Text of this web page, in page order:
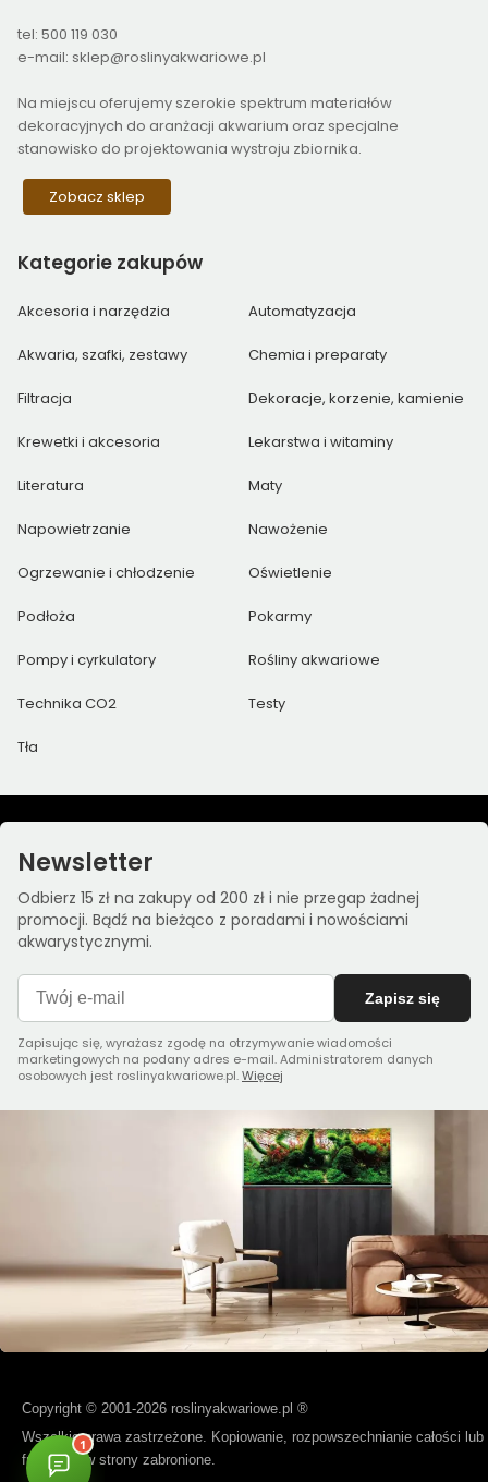
tel: 500 119 030
e-mail: sklep@roslinyakwariowe.pl
Na miejscu oferujemy szerokie spektrum materiałów
dekoracyjnych do aranżacji akwarium oraz specjalne
stanowisko do projektowania wystroju zbiornika.
Zobacz sklep
Kategorie zakupów
Akcesoria i narzędzia Automatyzacja
Akwaria, szafki, zestawy Chemia i preparaty
Filtracja Dekoracje, korzenie, kamienie
Krewetki i akcesoria Lekarstwa i witaminy
Literatura Maty
Napowietrzanie Nawożenie
Ogrzewanie i chłodzenie Oświetlenie
Podłoża Pokarmy
Pompy i cyrkulatory Rośliny akwariowe
Technika CO2 Testy
Tła
Newsletter
Odbierz 15 zł na zakupy od 200 zł i nie przegap żadnej
promocji. Bądź na bieżąco z poradami i nowościami
akwarystycznymi.
Zapisz się
Zapisując się, wyrażasz zgodę na otrzymywanie wiadomości
marketingowych na podany adres e-mail. Administratorem danych
osobowych jest roslinyakwariowe.pl.Więcej
Copyright © 2001-2026 roslinyakwariowe.pl ®
Wszelkie prawa zastrzeżone. Kopiowanie, rozpowszechnianie całości lub
fragmentów strony zabronione.